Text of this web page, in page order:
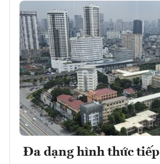
Đa dạng hình thức